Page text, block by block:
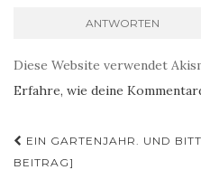
Diese Website verwendet
Erfahre, wie deine
EIN GARTENJAHR. UND
BEITRAG]